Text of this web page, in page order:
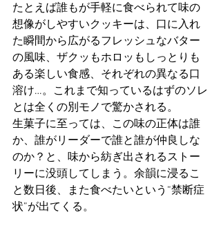
たとえば誰もが手軽に食べられて味の
想像がしやすいクッキーは、口に入れ
た瞬間から広がるフレッシュなバター
の風味、ザクッもホロッもしっとりも
ある楽しい食感、それぞれの異なる口
溶け…。これまで知っているはずのソレ
とは全くの別モノで驚かされる。
生菓子に至っては、この味の正体は誰
か、誰がリーダーで誰と誰が仲良しな
のか？と、味から紡ぎ出されるストー
リーに没頭してしまう。余韻に浸るこ
と数日後、また食べたいという“禁断症
状”が出てくる。